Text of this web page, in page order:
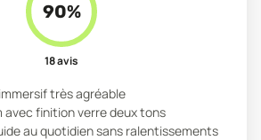
90%
18avis
très agréable
avec finition verre deux tons
au quotidien sans ralentissements